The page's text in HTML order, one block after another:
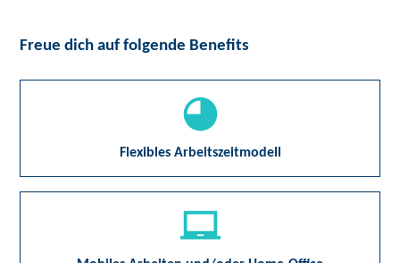
Freue dich auf folgende Benefits
Flexibles Arbeitszeitmodell